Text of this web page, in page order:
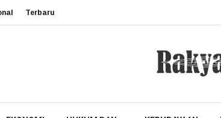
Terbaru